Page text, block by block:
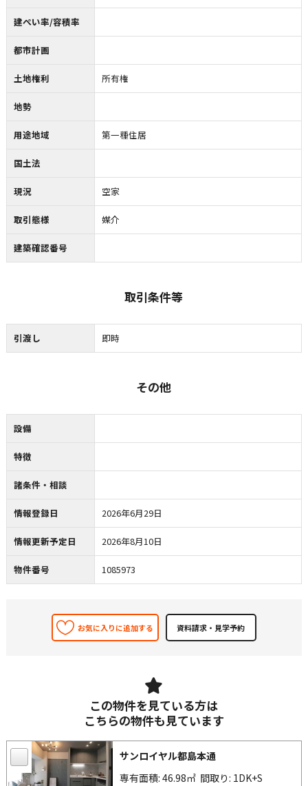
建ぺい率/容積率
都市計画
土地権利 所有権
地勢
用途地域 第一種住居
国土法
現況 空家
取引態様 媒介
建築確認番号
取引条件等
引渡し 即時
その他
設備
特徴
諸条件・相談
情報登録日 2026年6月29日
情報更新予定日 2026年8月10日
物件番号 1085973
お気に入りに追加する
この物件を見ている方は
こちらの物件も見ています
サンロイヤル都島本通
専有面積: 46.98㎡ 間取り: 1DK+S